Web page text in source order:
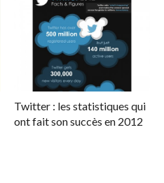
Twitter : les statistiques qui
ont fait son succès en 2012